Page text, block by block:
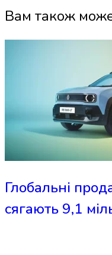
Вам також
Глобальні
сягають 9,1